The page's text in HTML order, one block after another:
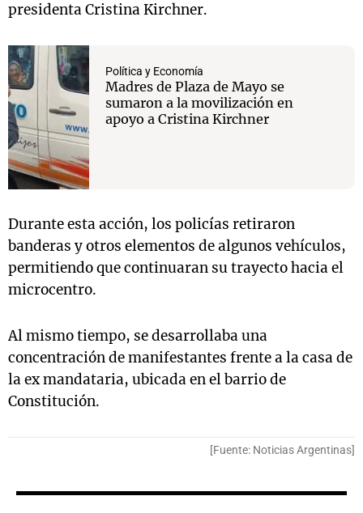
presidenta Cristina Kirchner.
Política y Economía
Madres de Plaza de Mayo se
sumaron a la movilización en
apoyo a Cristina Kirchner
Durante esta acción, los policías retiraron
banderas y otros elementos de algunos vehículos,
permitiendo que continuaran su trayecto hacia el
microcentro.
Al mismo tiempo, se desarrollaba una
concentración de manifestantes frente a la casa de
la ex mandataria, ubicada en el barrio de
Constitución.
[Fuente: Noticias Argentinas]